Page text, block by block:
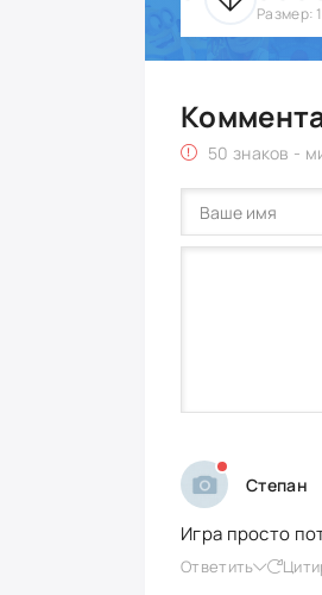
Размер:
50 знаков -
Степан
Игра просто
Ответить